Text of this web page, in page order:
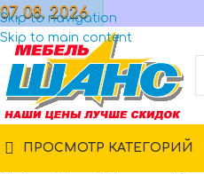
Skip to navigation
Skip to main content
ПРОСМОТР КАТЕГОРИЙ
07. 08. 2026